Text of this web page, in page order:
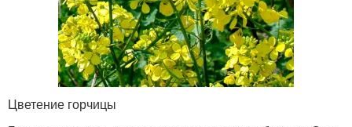
Цветение горчицы